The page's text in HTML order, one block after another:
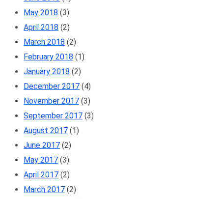
May 2018 (3)
April 2018 (2)
March 2018 (2)
February 2018 (1)
January 2018 (2)
December 2017 (4)
November 2017 (3)
September 2017 (3)
August 2017 (1)
June 2017 (2)
May 2017 (3)
April 2017 (2)
March 2017 (2)